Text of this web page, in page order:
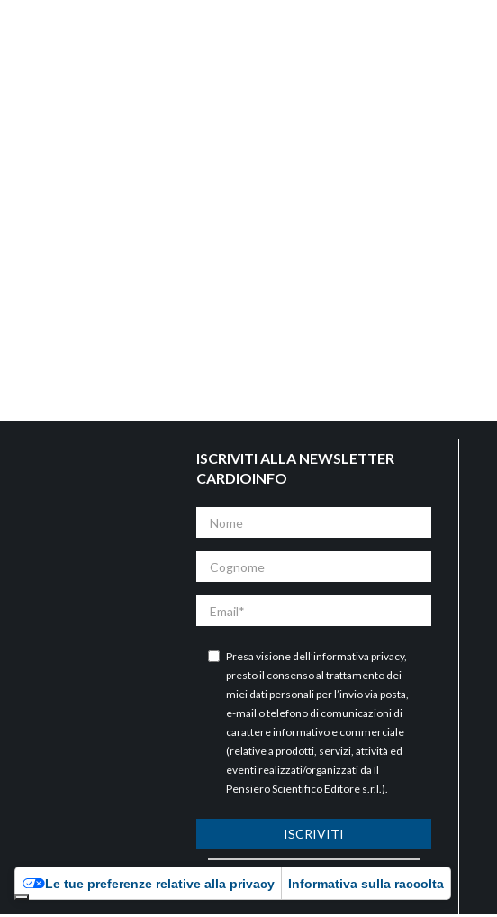
ISCRIVITI ALLA NEWSLETTER
CARDIOINFO
Presa visione dell’informativa privacy,
presto il consenso al trattamento dei
miei dati personali per l’invio via posta,
e-mail o telefono di comunicazioni di
carattere informativo e commerciale
(relative a prodotti, servizi, attività ed
eventi realizzati/organizzati da Il
Pensiero Scientifico Editore s.r.l.).
ISCRIVITI
ARCHIVIO
Le tue preferenze relative alla privacy Informativa sulla raccolta